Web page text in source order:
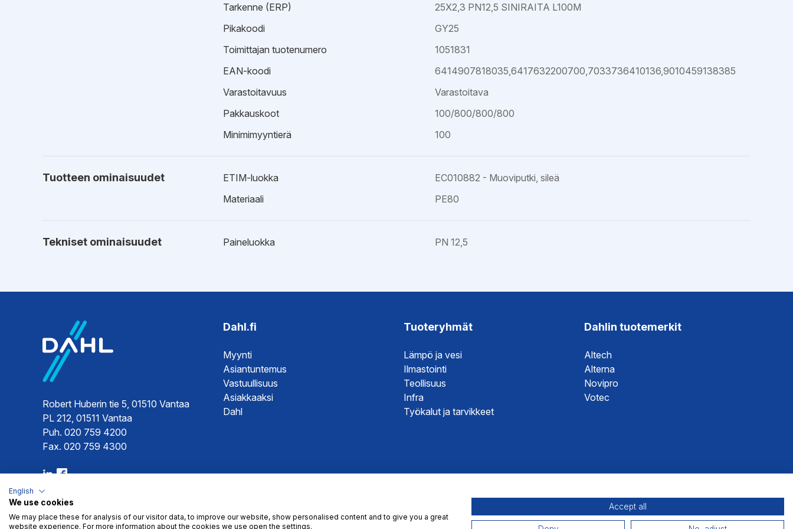
Tarkenne (ERP)
25X2,3 PN12,5 SINIRAITA L100M
Pikakoodi
GY25
Toimittajan tuotenumero
1051831
EAN-koodi
6414907818035,6417632200700,7033736410136,9010459138385
Varastoitavuus
Varastoitava
Pakkauskoot
100/800/800/800
Minimimyyntierä
100
Tuotteen ominaisuudet ETIM-luokka
EC010882 - Muoviputki, sileä
Materiaali
PE80
Tekniset ominaisuudet Paineluokka PN 12,5
Sertifikaatit
Ohjeet
Ohje
Robert Huberin tie 5, 01510 Vantaa
PL 212, 01511 Vantaa
Puh. 020 759 4200
Fax. 020 759 4300
Dahl.fi
Myynti
Asiantuntemus
Vastuullisuus
Asiakkaaksi
Dahl
Tuoteryhmät
Lämpö ja vesi
Ilmastointi
Teollisuus
Infra
Työkalut ja tarvikkeet
Dahlin tuotemerkit
Altech
Alterna
Novipro
Votec
English
We use cookies
We may place these for analysis of our visitor data, to improve our website, show personalised content and to give you a great
website experience. For more information about the cookies we use open the settings.
Accept all